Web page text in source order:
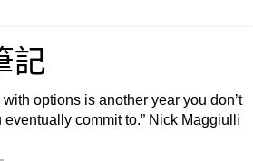
記
options is another year you don’t
commit to.” Nick Maggiulli